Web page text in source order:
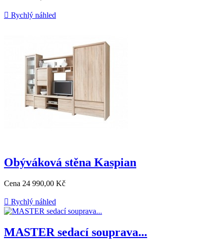
 Rychlý náhled
Obýváková stěna Kaspian
Cena 24 990,00 Kč
 Rychlý náhled
MASTER sedací souprava...